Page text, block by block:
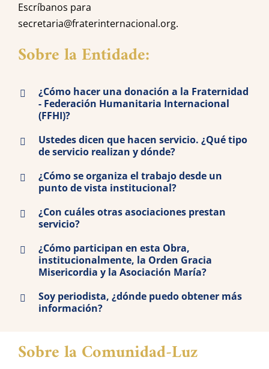
Escríbanos para
secretaria@fraterinternacional.org.
Sobre la Entidade:
¿Cómo hacer una donación a la Fraternidad
- Federación Humanitaria Internacional
(FFHI)?
Ustedes dicen que hacen servicio. ¿Qué tipo
de servicio realizan y dónde?
¿Cómo se organiza el trabajo desde un
punto de vista institucional?
¿Con cuáles otras asociaciones prestan
servicio?
¿Cómo participan en esta Obra,
institucionalmente, la Orden Gracia
Misericordia y la Asociación María?
Soy periodista, ¿dónde puedo obtener más
información?
Sobre la Comunidad-Luz